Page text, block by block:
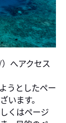
へアクセス
うとしたペー
います。
くはページ